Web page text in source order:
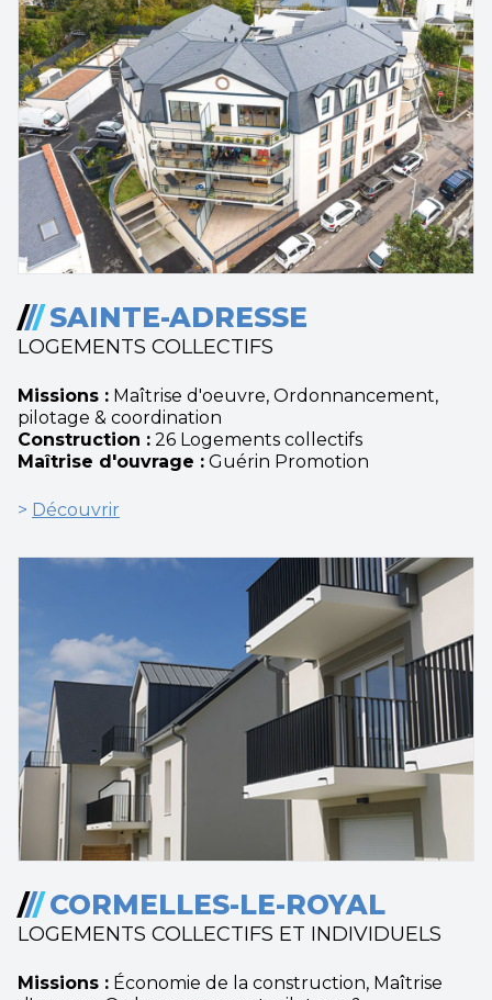
/// SAINTE-ADRESSE
LOGEMENTS COLLECTIFS
Missions : Maîtrise d'oeuvre, Ordonnancement,
pilotage & coordination
Construction : 26 Logements collectifs
Maîtrise d'ouvrage : Guérin Promotion
> Découvrir
/// CORMELLES-LE-ROYAL
LOGEMENTS COLLECTIFS ET INDIVIDUELS
Missions : Économie de la construction, Maîtrise